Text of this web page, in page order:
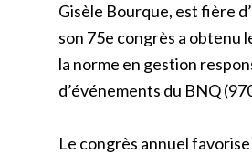
Gisèle Bourque, est fière
son 75e congrès a obtenu
la norme en gestion
d’événements du BNQ
Le congrès annuel